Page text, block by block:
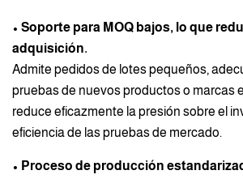
• Soporte para MOQ bajos, lo que
adquisición.
Admite pedidos de lotes pequeños,
pruebas de nuevos productos o marcas
reduce eficazmente la presión sobre el
eficiencia de las pruebas de mercado.
• Proceso de producción